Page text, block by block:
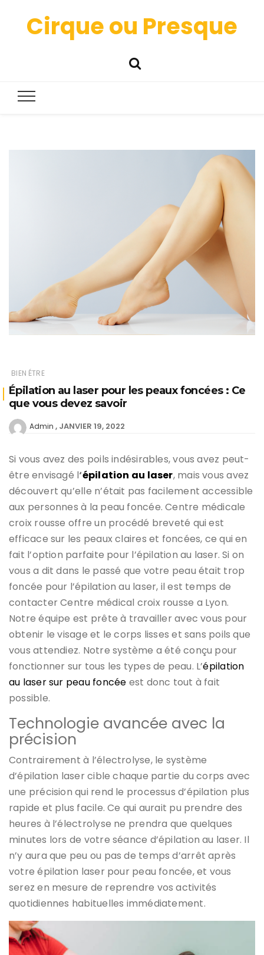
Cirque ou Presque
BIEN ÉTRE
Épilation au laser pour les peaux foncées : Ce
que vous devez savoir
Admin JANVIER 19, 2022
Si vous avez des poils indésirables, vous avez peut-
être envisagé l‘épilation au laser, mais vous avez
découvert qu’elle n’était pas facilement accessible
aux personnes à la peau foncée. Centre médicale
croix rousse offre un procédé breveté qui est
efficace sur les peaux claires et foncées, ce qui en
fait l’option parfaite pour l’épilation au laser. Si on
vous a dit dans le passé que votre peau était trop
foncée pour l’épilation au laser, il est temps de
contacter Centre médical croix rousse a Lyon.
Notre équipe est prête à travailler avec vous pour
obtenir le visage et le corps lisses et sans poils que
vous attendiez. Notre système a été conçu pour
fonctionner sur tous les types de peau. L’épilation
au laser sur peau foncée est donc tout à fait
possible.
Technologie avancée avec la
précision
Contrairement à l’électrolyse, le système
d’épilation laser cible chaque partie du corps avec
une précision qui rend le processus d’épilation plus
rapide et plus facile. Ce qui aurait pu prendre des
heures à l’électrolyse ne prendra que quelques
minutes lors de votre séance d’épilation au laser. Il
n’y aura que peu ou pas de temps d’arrêt après
votre épilation laser pour peau foncée, et vous
serez en mesure de reprendre vos activités
quotidiennes habituelles immédiatement.